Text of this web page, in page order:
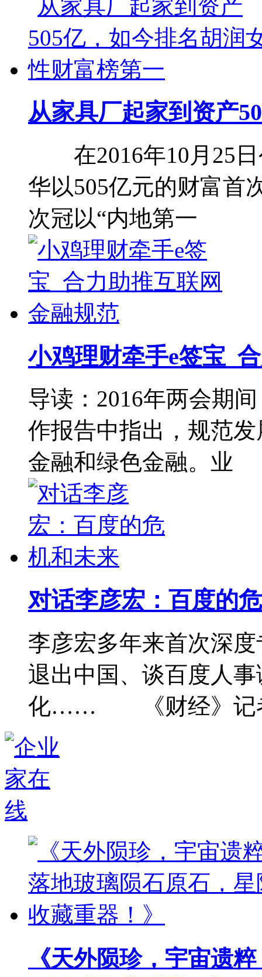
从家具厂起家到资产
在2016年10月25日
华以505亿元的财富首
次冠以“内地第一
小鸡理财牵手e签宝
导读：2016年两会期
作报告中指出，规范
金融和绿色金融。业
对话李彦宏：百度的
李彦宏多年来首次深
退出中国、谈百度人
化…… 《财经》记
《天外陨珍，宇宙遗